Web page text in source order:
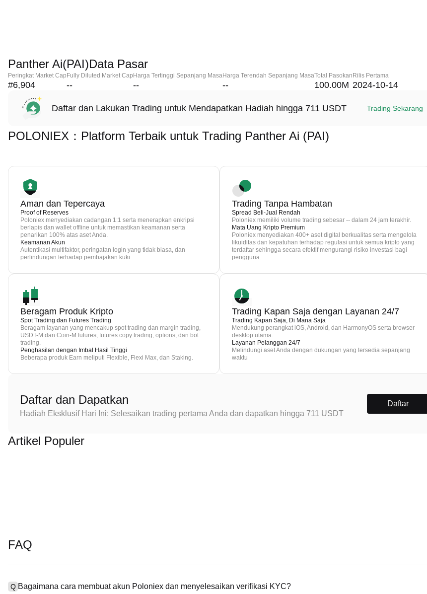
Panther Ai(PAI)Data Pasar
Peringkat Market Cap
#6,904
Fully Diluted Market Cap
--
Harga Tertinggi Sepanjang Masa
--
Harga Terendah Sepanjang Masa
--
Total Pasokan
100.00M
Rilis Pertama
2024-10-14
Daftar dan Lakukan Trading untuk Mendapatkan Hadiah hingga 711 USDT Trading Sekarang
POLONIEX：Platform Terbaik untuk Trading Panther Ai (PAI)
Aman dan Tepercaya
Proof of Reserves
Poloniex menyediakan cadangan 1:1 serta menerapkan enkripsi
berlapis dan wallet offline untuk memastikan keamanan serta
penarikan 100% atas aset Anda.
Keamanan Akun
Autentikasi multifaktor, peringatan login yang tidak biasa, dan
perlindungan terhadap pembajakan kuki
Trading Tanpa Hambatan
Spread Beli-Jual Rendah
Poloniex memiliki volume trading sebesar -- dalam 24 jam terakhir.
Mata Uang Kripto Premium
Poloniex menyediakan 400+ aset digital berkualitas serta mengelola
likuiditas dan kepatuhan terhadap regulasi untuk semua kripto yang
terdaftar sehingga secara efektif mengurangi risiko investasi bagi
pengguna.
Beragam Produk Kripto
Spot Trading dan Futures Trading
Beragam layanan yang mencakup spot trading dan margin trading,
USDT-M dan Coin-M futures, futures copy trading, options, dan bot
trading.
Penghasilan dengan Imbal Hasil Tinggi
Beberapa produk Earn meliputi Flexible, Flexi Max, dan Staking.
Trading Kapan Saja dengan Layanan 24/7
Trading Kapan Saja, Di Mana Saja
Mendukung perangkat iOS, Android, dan HarmonyOS serta browser
desktop utama.
Layanan Pelanggan 24/7
Melindungi aset Anda dengan dukungan yang tersedia sepanjang
waktu
Daftar dan Dapatkan
Hadiah Eksklusif Hari Ini: Selesaikan trading pertama Anda dan dapatkan hingga 711 USDT
Daftar
Artikel Populer
FAQ
Q Bagaimana cara membuat akun Poloniex dan menyelesaikan verifikasi KYC?